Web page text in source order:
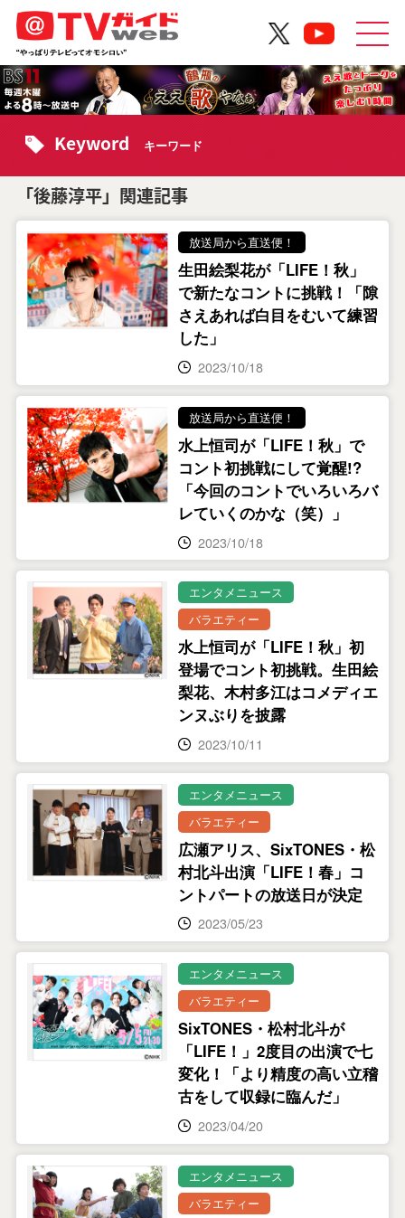
Keyword キーワード
「後藤淳平」関連記事
放送局から直送便！
生田絵梨花が「LIFE！秋」
で新たなコントに挑戦！「隙
さえあれば白目をむいて練習
した」
2023/10/18
放送局から直送便！
水上恒司が「LIFE！秋」で
コント初挑戦にして覚醒!?
「今回のコントでいろいろバ
レていくのかな（笑）」
2023/10/18
エンタメニュース
バラエティー
水上恒司が「LIFE！秋」初
登場でコント初挑戦。生田絵
梨花、木村多江はコメディエ
ンヌぶりを披露
2023/10/11
エンタメニュース
バラエティー
広瀬アリス、SixTONES・松
村北斗出演「LIFE！春」コ
ントパートの放送日が決定
2023/05/23
エンタメニュース
バラエティー
SixTONES・松村北斗が
「LIFE！」2度目の出演で七
変化！「より精度の高い立稽
古をして収録に臨んだ」
2023/04/20
エンタメニュース
バラエティー